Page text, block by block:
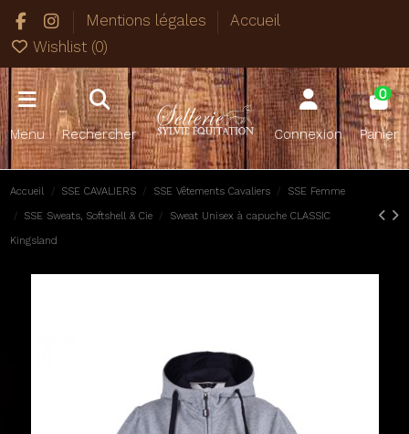
Mentions légales
Accueil
Wishlist (0)
Menu Rechercher Connexion
0
Panier
Accueil SSE CAVALIERS SSE Vêtements Cavaliers SSE Femme
SSE Sweats, Softshell & Cie Sweat Unisex à capuche CLASSIC
Kingsland